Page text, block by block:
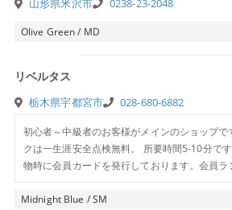
山形県米沢市 0238-23-2048
Olive Green / MD
リベルタス
栃木県宇都宮市 028-680-6882
初心者～中級者のお客様がメインのショップで
クは一生涯安全点検無料。 所要時間5-10分で
物時に会員カードを発行しております。会員ラ
Midnight Blue / SM